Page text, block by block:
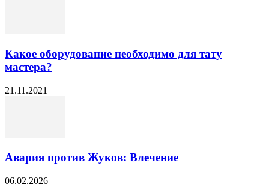
Какое оборудование необходимо для тату
мастера?
21.11.2021
Авария против Жуков: Влечение
06.02.2026